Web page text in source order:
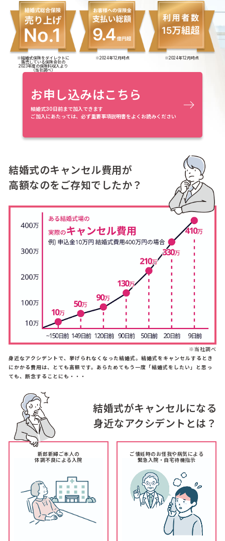
※結婚式保険をダイレクトに
販売している保険会社の
2023年度の保険料収入より
（当社調べ）
※2024年12月時点 ※2024年12月時点
お申し込みはこちら
結婚式30日前まで加入できます
ご加入にあたっては、必ず重要事項説明書をよくお読みください
結婚式のキャンセル費用が
高額なのをご存知でしたか？
※当社調べ
身近なアクシデントで、挙げられなくなった結婚式。結婚式をキャンセルするとき
にかかる費用は、とても高額です。あらためてもう一度「結婚式をしたい」と思っ
ても、断念することにも・・・
結婚式がキャンセルになる
身近なアクシデントとは？
新郎新婦ご本人の
体調不良による入院
ご懐妊時のお怪我や病気による
緊急入院・自宅待機指示